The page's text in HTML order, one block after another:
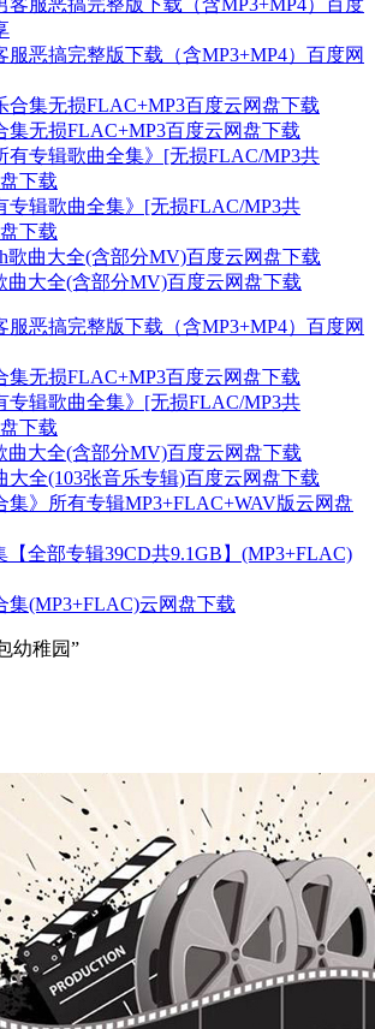
服恶搞完整版下载（含MP3+MP4）百度网
集无损FLAC+MP3百度云网盘下载
专辑歌曲全集》[无损FLAC/MP3共
下载
曲大全(含部分MV)百度云网盘下载
服恶搞完整版下载（含MP3+MP4）百度网
集无损FLAC+MP3百度云网盘下载
专辑歌曲全集》[无损FLAC/MP3共
下载
曲大全(含部分MV)百度云网盘下载
大全(103张音乐专辑)百度云网盘下载
集》所有专辑MP3+FLAC+WAV版云网盘
【全部专辑39CD共9.1GB】(MP3+FLAC)
集(MP3+FLAC)云网盘下载
幼稚园”